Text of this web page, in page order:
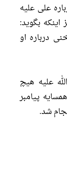
علی علیه
بگوید:
درباره او
علیه هیچ
پیامبر
شد.